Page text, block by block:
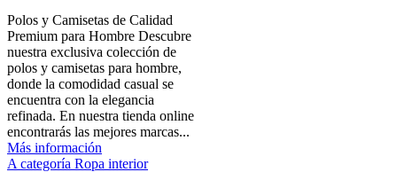
Polos y Camisetas de Calidad
Premium para Hombre Descubre
nuestra exclusiva colección de
polos y camisetas para hombre,
donde la comodidad casual se
encuentra con la elegancia
refinada. En nuestra tienda online
encontrarás las mejores marcas...
Más información
A categoría Ropa interior